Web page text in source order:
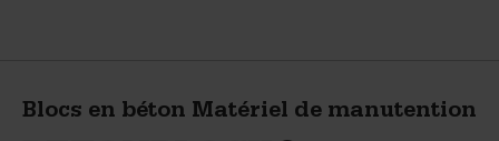
Blocs en béton Matériel de manutention